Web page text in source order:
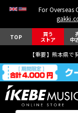
For Overseas
TOP 買う
ストア 中
【重要】熊本県